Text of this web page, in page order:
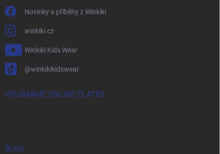
Novinky a příběhy z Winkiki
winkiki.cz
Winkiki Kids Wear
@winkikikidswear
PŘIJÍMÁME ONLINE PLATBY
BLOG